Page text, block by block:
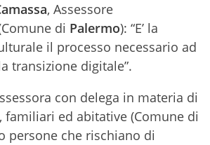
, Assessore
di Palermo): “E’ la
il processo necessario ad
transizione digitale”.
con delega in materia di
familiari ed abitative (Comune di
persone che rischiano di